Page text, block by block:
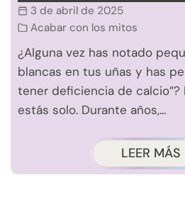
3 de abril de 2025
Acabar con los mitos
¿Alguna vez has notado
blancas en tus uñas y has
tener deficiencia de
estás solo. Durante años,...
LEER